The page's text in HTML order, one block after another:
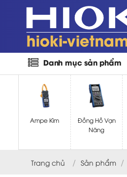
Danh mục sản phẩm
Ampe Kìm
Đồng Hồ Vạn
Năng
Trang chủ / Sản phẩm /